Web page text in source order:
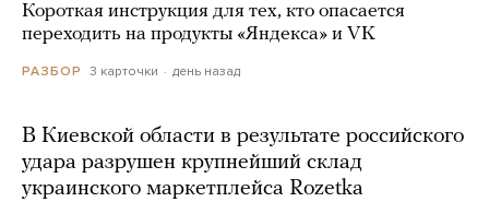
Короткая инструкция для тех, кто опасается
переходить на продукты «Яндекса» и VK
РАЗБОР 3 карточки день назад
В Киевской области в результате российского
удара разрушен крупнейший склад
украинского маркетплейса Rozetka